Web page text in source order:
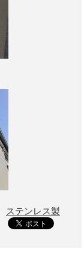
ステンレス製